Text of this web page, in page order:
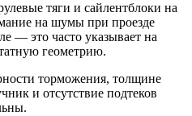
тяги и сайлентблоки на
на шумы при проезде
— это часто указывает на
геометрию.
торможения, толщине
и отсутствие подтеков